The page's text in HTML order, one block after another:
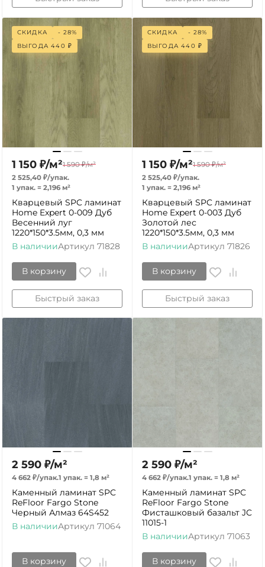
СКИДКА
- 28%
ВЫГОДА440 ₽
1 150 ₽/м²1 590 ₽/м²
2 525,40 ₽/упак.
1 упак. = 2,196 м²
Кварцевый SPC ламинат
Home Expert 0-009 Дуб
Весенний луг
1220*150*3.5мм, 0,3 мм
В наличииАртикул 71828
В корзину
Быстрый заказ
СКИДКА
- 28%
ВЫГОДА440 ₽
1 150 ₽/м²1 590 ₽/м²
2 525,40 ₽/упак.
1 упак. = 2,196 м²
Кварцевый SPC ламинат
Home Expert 0-003 Дуб
Золотой лес
1220*150*3.5мм, 0,3 мм
В наличииАртикул 71826
В корзину
Быстрый заказ
2 590 ₽/м²
4 662 ₽/упак.1 упак. = 1,8 м²
Каменный ламинат SPC
ReFloor Fargo Stone
Черный Алмаз 64S452
В наличииАртикул 71064
В корзину
2 590 ₽/м²
4 662 ₽/упак.1 упак. = 1,8 м²
Каменный ламинат SPC
ReFloor Fargo Stone
Фисташковый базальт JC
11015-1
В наличииАртикул 71063
В корзину